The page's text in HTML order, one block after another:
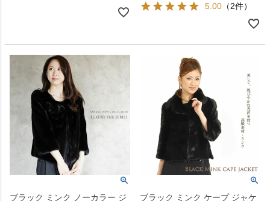
5.00 （2件）
ブラック ミンク ノーカラー ジ
ブラック ミンク ケープ ジャケ